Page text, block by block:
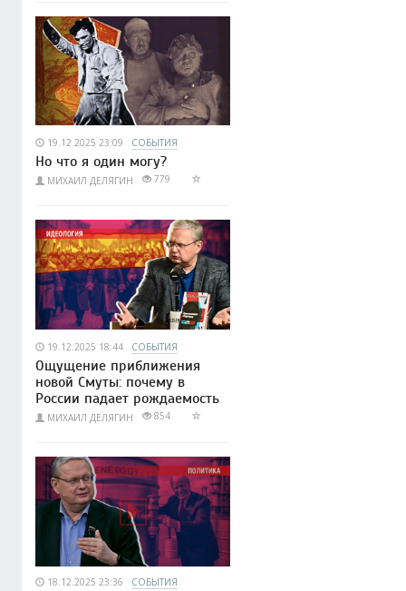
19.12.2025 23:09 СОБЫТИЯ
Но что я один могу?
МИХАИЛ ДЕЛЯГИН 779
19.12.2025 18:44 СОБЫТИЯ
Ощущение приближения
новой Смуты: почему в
России падает рождаемость
МИХАИЛ ДЕЛЯГИН 854
18.12.2025 23:36 СОБЫТИЯ